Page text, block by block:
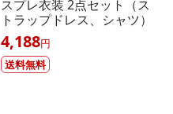
スプレ衣装 2点セット（ス
トラップドレス、シャツ）
4,188円
送料無料